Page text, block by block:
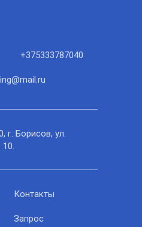
+375333787040
г. Борисов, ул.
Контакты
Запрос